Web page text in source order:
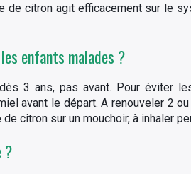
citron agit efficacement sur le
enfants malades ?
3 ans, pas avant. Pour éviter
avant le départ. A renouveler 2
citron sur un mouchoir, à inhaler
?